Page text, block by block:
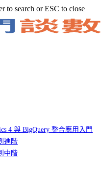
to search or ESC to close
4 與 BigQuery 整合應用入門
進階
中階